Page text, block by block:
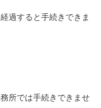
過すると手続きできま
所では手続きできませ